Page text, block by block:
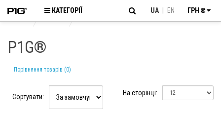
КАТЕГОРІЇ UA EN ГРН ₴
P1G®
Порівняння товарів (0)
Сортувати: На сторінці: